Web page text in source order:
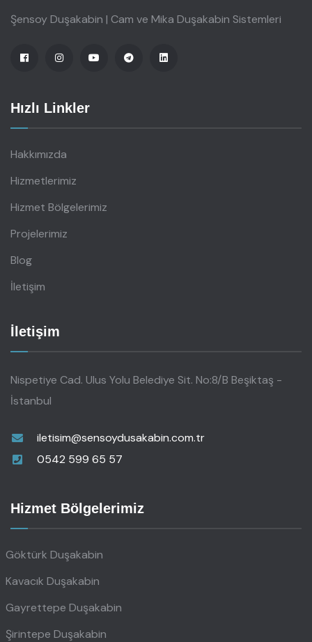
Şensoy Duşakabin | Cam ve Mika Duşakabin Sistemleri
Hızlı Linkler
Hakkımızda
Hizmetlerimiz
Hizmet Bölgelerimiz
Projelerimiz
Blog
İletişim
İletişim
Nispetiye Cad. Ulus Yolu Belediye Sit. No:8/B Beşiktaş -
İstanbul
iletisim@sensoydusakabin.com.tr
0542 599 65 57
Hizmet Bölgelerimiz
Göktürk Duşakabin
Kavacık Duşakabin
Gayrettepe Duşakabin
Şirintepe Duşakabin